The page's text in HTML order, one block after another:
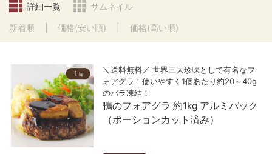
詳細一覧 サムネイル
新着順 価格(安い順) 価格(高い順)
＼送料無料／ 世界三大珍味として有名なフ
ォアグラ！使いやすく1個あたり約20～40g
のバラ凍結！
鴨のフォアグラ 約1kg アルミパック
（ポーションカット済み）